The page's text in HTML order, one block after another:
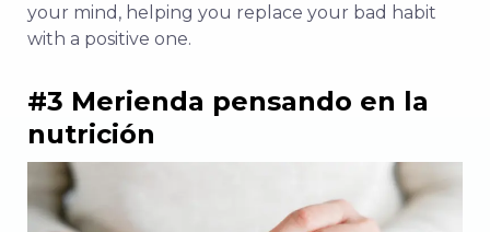
your mind, helping you replace your bad habit
with a positive one.
#3 Merienda pensando en la
nutrición